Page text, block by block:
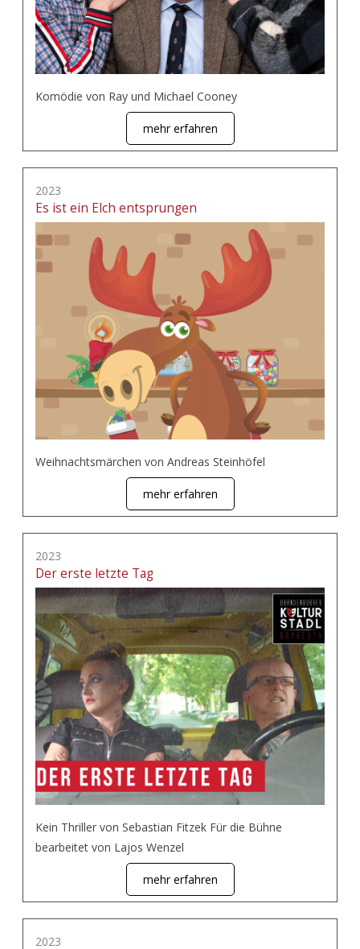
Komödie von Ray und Michael Cooney
mehr erfahren
2023
Es ist ein Elch entsprungen
Weihnachtsmärchen von Andreas Steinhöfel
mehr erfahren
2023
Der erste letzte Tag
Kein Thriller von Sebastian Fitzek Für die Bühne
bearbeitet von Lajos Wenzel
mehr erfahren
2023